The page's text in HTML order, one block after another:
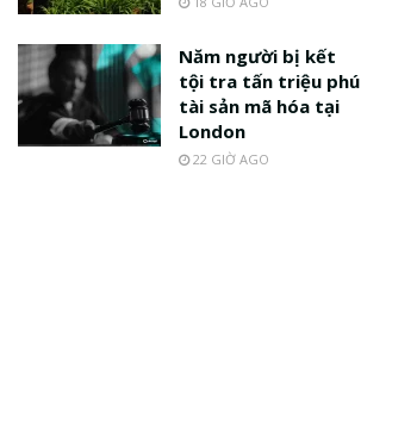
Năm người bị kết
tội tra tấn triệu phú
tài sản mã hóa tại
London
22 GIỜ AGO